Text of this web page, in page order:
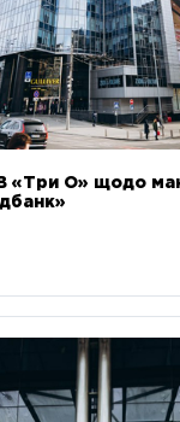
«Три О» щодо